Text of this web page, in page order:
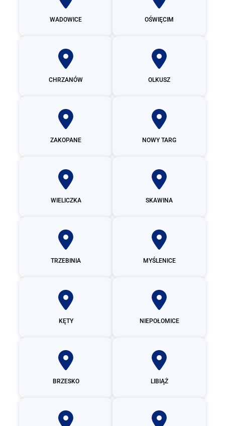
WADOWICE OŚWIĘCIM
CHRZANÓW OLKUSZ
ZAKOPANE NOWY TARG
WIELICZKA SKAWINA
TRZEBINIA MYŚLENICE
KĘTY NIEPOŁOMICE
BRZESKO LIBIĄŻ